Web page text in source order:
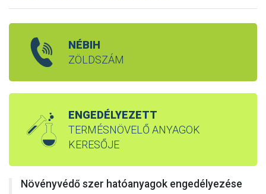
NÉBIH
ZÖLDSZÁM
ENGEDÉLYEZETT
TERMÉSNÖVELŐ ANYAGOK
KERESŐJE
Növényvédő szer hatóanyagok engedélyezése